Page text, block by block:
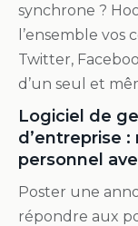
synchrone ?
l’ensemble
Twitter,
d’un seul et
Logiciel de
d’entreprise
personnel
Poster une
répondre aux